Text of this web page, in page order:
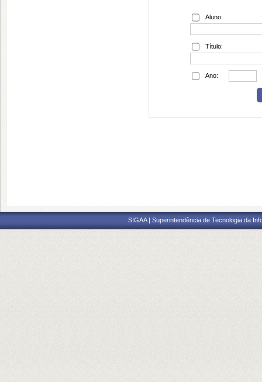
Aluno:
Título:
Ano:
SIGAA | Superintendência de Tecnologia da